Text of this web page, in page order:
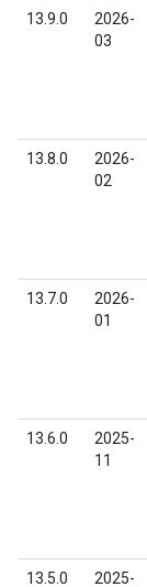
13.9.0
2026-
03
13.8.0
2026-
02
13.7.0
2026-
01
13.6.0
2025-
11
13.5.0 2025-